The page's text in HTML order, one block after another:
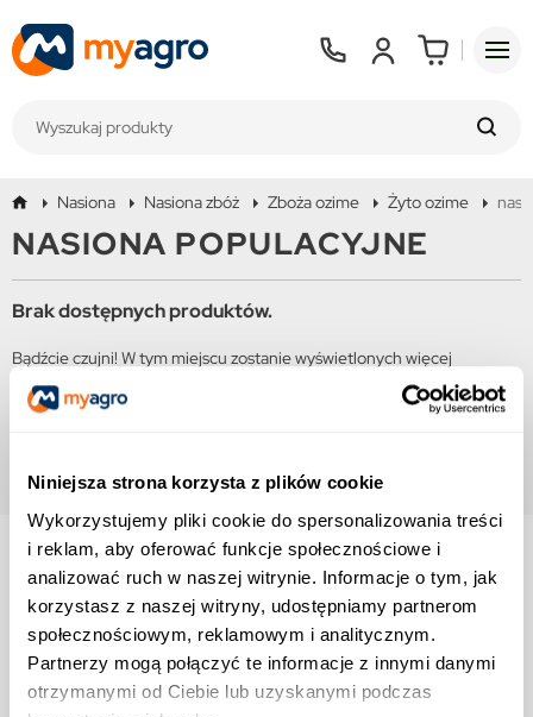
Niniejsza strona korzysta z plików cookie
Wykorzystujemy pliki cookie do spersonalizowania treści
i reklam, aby oferować funkcje społecznościowe i
analizować ruch w naszej witrynie. Informacje o tym, jak
korzystasz z naszej witryny, udostępniamy partnerom
społecznościowym, reklamowym i analitycznym.
Partnerzy mogą połączyć te informacje z innymi danymi
otrzymanymi od Ciebie lub uzyskanymi podczas
Nasiona Nasiona zbóż Zboża ozime Żyto ozime
NASIONA POPULACYJNE
Brak dostępnych produktów.
Bądźcie czujni! W tym miejscu zostanie wyświetlonych więcej
produktów w miarę ich dodawania.
Strefa klienta
Informacje